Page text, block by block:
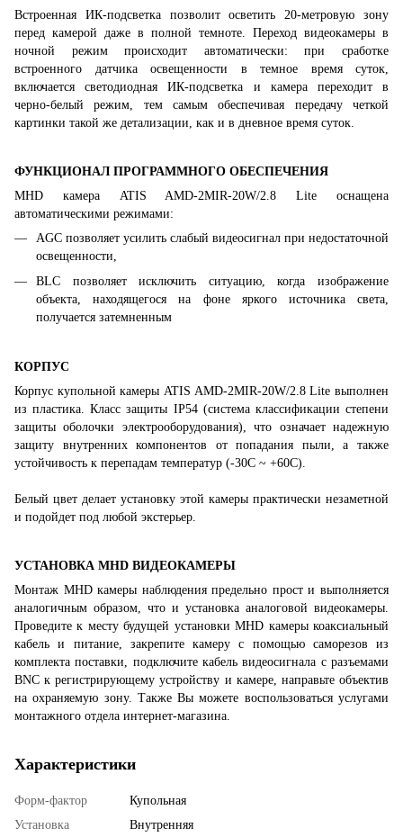
Встроенная ИК-подсветка позволит осветить 20-метровую зону
перед камерой даже в полной темноте. Переход видеокамеры в
ночной режим происходит автоматически: при сработке
встроенного датчика освещенности в темное время суток,
включается светодиодная ИК-подсветка и камера переходит в
черно-белый режим, тем самым обеспечивая передачу четкой
картинки такой же детализации, как и в дневное время суток.
ФУНКЦИОНАЛ ПРОГРАММНОГО ОБЕСПЕЧЕНИЯ
MHD камера ATIS AMD-2MIR-20W/2.8 Lite оснащена
автоматическими режимами:
AGC позволяет усилить слабый видеосигнал при недостаточной
освещенности,
BLC позволяет исключить ситуацию, когда изображение
объекта, находящегося на фоне яркого источника света,
получается затемненным
КОРПУС
Корпус купольной камеры ATIS AMD-2MIR-20W/2.8 Lite выполнен
из пластика. Класс защиты IP54 (система классификации степени
защиты оболочки электрооборудования), что означает надежную
защиту внутренних компонентов от попадания пыли, а также
устойчивость к перепадам температур (-30C ~ +60C).
Белый цвет делает установку этой камеры практически незаметной
и подойдет под любой экстерьер.
УСТАНОВКА MHD ВИДЕОКАМЕРЫ
Монтаж MHD камеры наблюдения предельно прост и выполняется
аналогичным образом, что и установка аналоговой видеокамеры.
Проведите к месту будущей установки MHD камеры коаксиальный
кабель и питание, закрепите камеру с помощью саморезов из
комплекта поставки, подключите кабель видеосигнала с разъемами
BNC к регистрирующему устройству и камере, направьте объектив
на охраняемую зону. Также Вы можете воспользоваться услугами
монтажного отдела интернет-магазина.
Характеристики
Форм-фактор
Купольная
Установка
Внутренняя